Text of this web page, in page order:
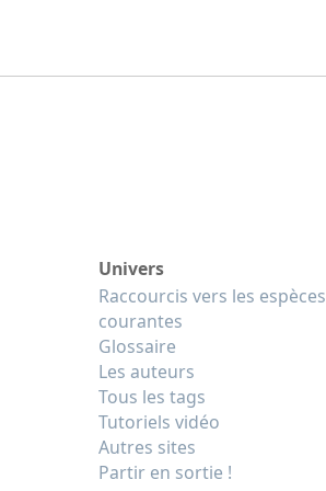
Univers
Raccourcis vers les espèces
courantes
Glossaire
Les auteurs
Tous les tags
Tutoriels vidéo
Autres sites
Partir en sortie !